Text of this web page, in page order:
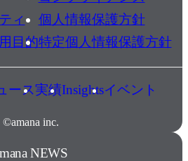
ィ
個人情報保護方針
目的特定個人情報保護方針
©amana inc.
ース実績Insightsイベント
NEWS